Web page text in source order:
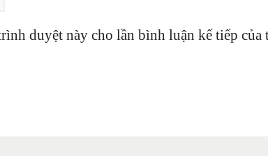
duyệt này cho lần bình luận kế tiếp của